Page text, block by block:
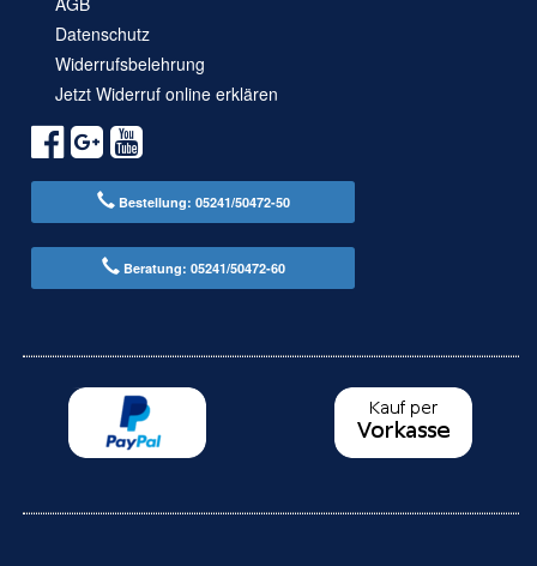
Datenschutz
Widerrufsbelehrung
Jetzt Widerruf online erklären
Bestellung: 05241/50472-50
Beratung: 05241/50472-60